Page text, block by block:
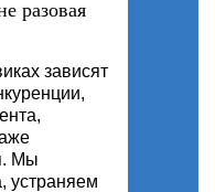
разовая
зависят
Мы
устраняем